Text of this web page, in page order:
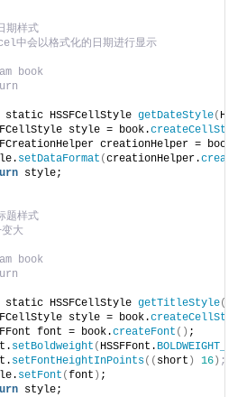
期样式
中会以格式化的日期进行显示
book
static HSSFCellStyle
getDateStyle(
style = book.
createCellStyle
creationHelper = book.
setDataFormat (creationHelper.
style;
题样式
大
book
static HSSFCellStyle
getTitleStyle(
style = book.
createCellStyle
font = book.
createFont () ;
setBoldweight ( HSSFFont.
setFontHeightInPoints(( short ) 16 ) ;//字
setFont (font ) ;
style;